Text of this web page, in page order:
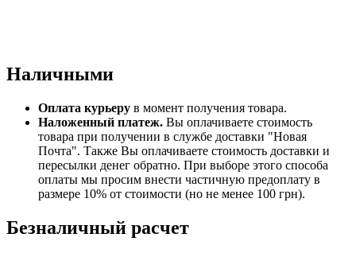
Наличными
Оплата курьеру в момент получения товара.
Наложенный платеж. Вы оплачиваете стоимость
товара при получении в службе доставки "Новая
Почта". Также Вы оплачиваете стоимость доставки и
пересылки денег обратно. При выборе этого способа
оплаты мы просим внести частичную предоплату в
размере 10% от стоимости (но не менее 100 грн).
Безналичный расчет